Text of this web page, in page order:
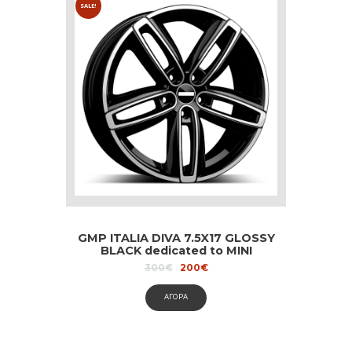
SALE!
GMP ITALIA DIVA 7.5X17 GLOSSY
BLACK dedicated to MINI
300€
Original
was:
300€.
200€Current
ΑΓΟΡΑ